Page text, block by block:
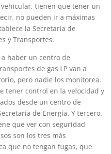
tienen que tener un
no pueden ir a máximas
la Secretaría de
y Transportes.
a haber un centro de
de gas LP van a
pero nadie los monitorea.
tener control en la velocidad y
desde un centro de
de Energía. Y tercero.
que ver con seguridad
son los tres más
que no tengan fugas, que